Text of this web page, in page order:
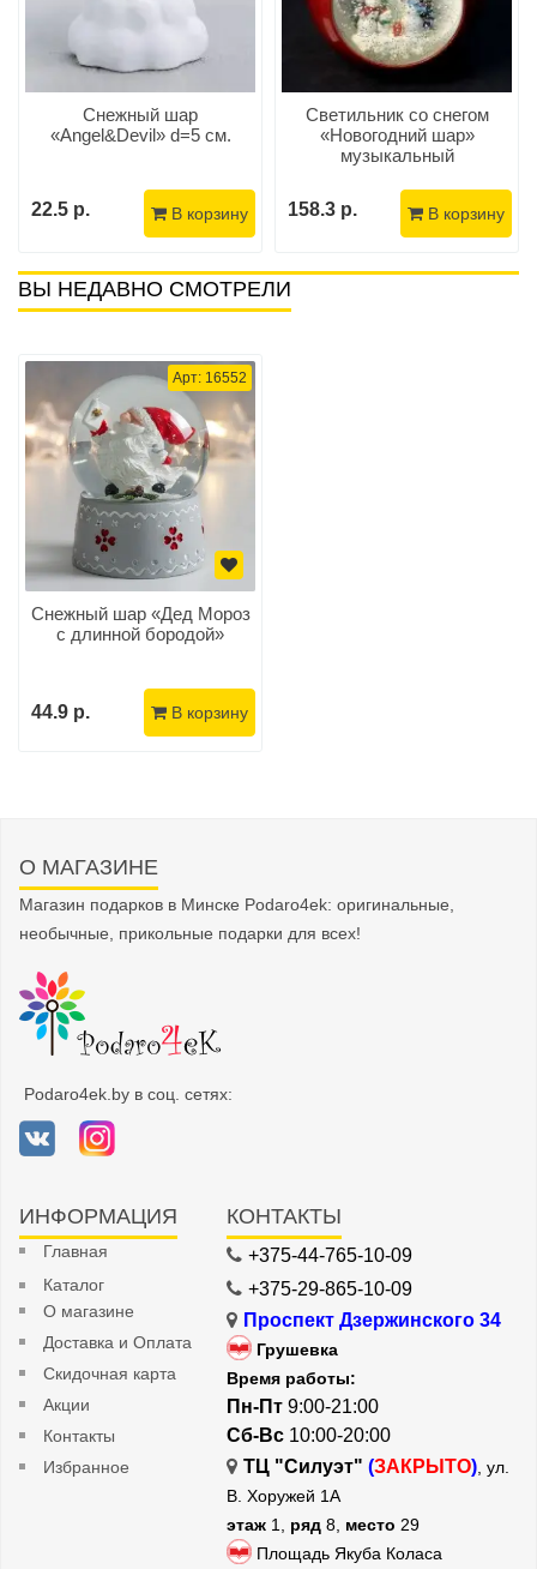
Снежный шар
«Angel&Devil» d=5 см.
22.5 р. В корзину
Светильник со снегом
«Новогодний шар»
музыкальный
158.3 р. В корзину
ВЫ НЕДАВНО СМОТРЕЛИ
Арт: 16552
Снежный шар «Дед Мороз
с длинной бородой»
44.9 р. В корзину
О МАГАЗИНЕ
Магазин подарков в Минске Podaro4ek: оригинальные,
необычные, прикольные подарки для всех!
Podaro4ek.by в соц. сетях:
ИНФОРМАЦИЯ
Главная
Каталог
О магазине
Доставка и Оплата
Скидочная карта
Акции
Контакты
Избранное
КОНТАКТЫ
+375-44-765-10-09
+375-29-865-10-09
Проспект Дзержинского 34
Грушевка
Время работы:
Пн-Пт 9:00-21:00
Сб-Вс 10:00-20:00
ТЦ "Силуэт" (ЗАКРЫТО), ул.
В. Хоружей 1А
этаж 1, ряд 8, место 29
Площадь Якуба Коласа